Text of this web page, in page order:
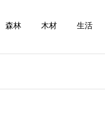
森林 木材 生活